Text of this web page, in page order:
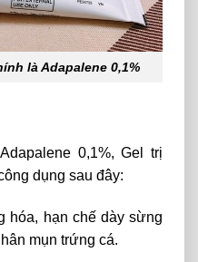
là Adapalene 0,1%
0,1%, Gel trị
dụng sau đây:
hóa, hạn chế dày sừng
mụn trứng cá.